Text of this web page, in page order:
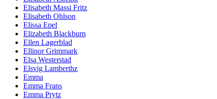
Elisabeth Massi Fritz
Elisabeth Ohlson
Elissa Epel
Elizabeth Blackburn
Ellen Lagerblad
Ellinor Grimmark
Elsa Westerstad
Elsvig Lamberthz
Emma
Emma Frans
Emma Prytz